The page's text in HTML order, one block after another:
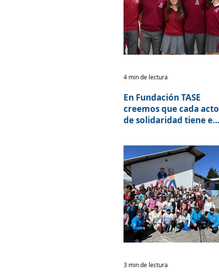
En Fundación TASE
creemos que cada acto
de solidaridad tiene el
vidas.
4 min de lectura
3 min de lectura